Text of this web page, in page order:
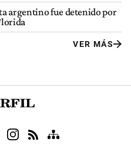
argentino fue detenido por
VER MÁS